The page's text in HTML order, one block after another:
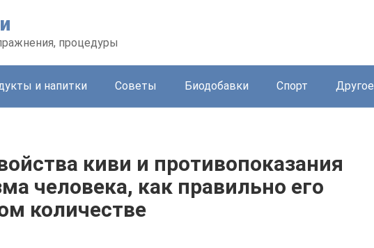
процедуры
и напитки Советы Биодобавки Спорт Другое
киви и противопоказания
человека, как правильно его
количестве